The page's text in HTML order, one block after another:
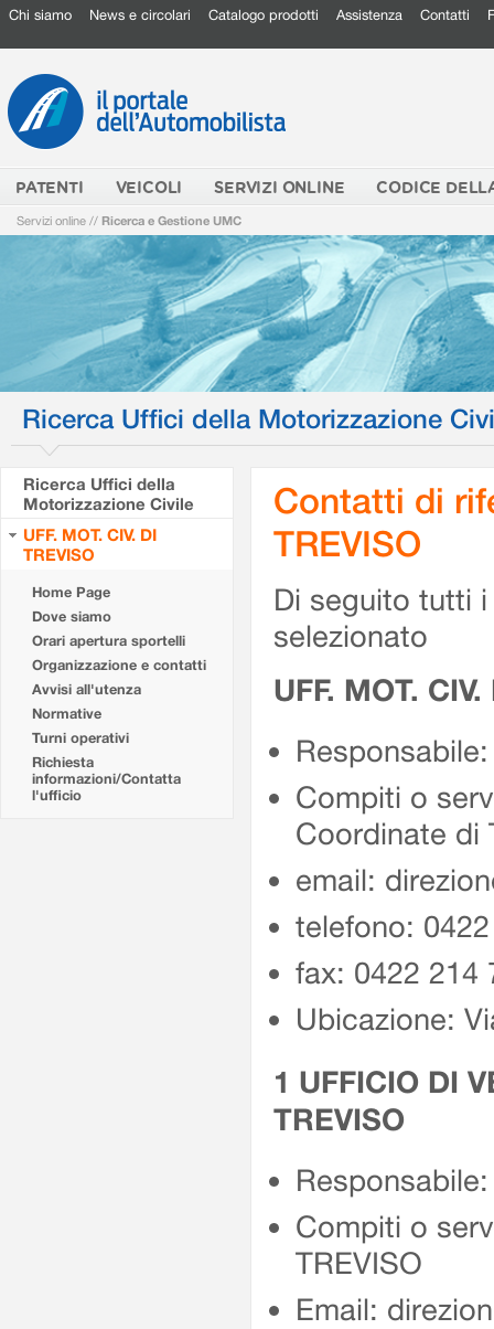
Chi siamo News e circolari Catalogo prodotti Assistenza Contatti
PATENTI VEICOLI SERVIZI ONLINE CODICE
Servizi online // Ricerca e Gestione UMC
Ricerca Uffici della Motorizzazione
Ricerca Uffici della
Motorizzazione Civile
UFF. MOT. CIV. DI
TREVISO
Home Page
Dove siamo
Orari apertura sportelli
Organizzazione e contatti
Avvisi all'utenza
Normative
Turni operativi
Richiesta
informazioni/Contatta
l'ufficio
Contatti di
TREVISO
Di seguito tutti
selezionato
UFF. MOT.
Compiti o
Coordinate di
email:
telefono:
fax: 0422 214
Ubicazione:
1 UFFICIO DI
TREVISO
Compiti o
TREVISO
Email: